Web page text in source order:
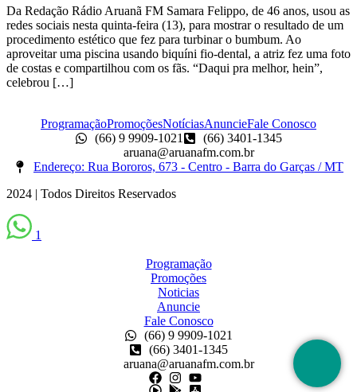
Da Redação Rádio Aruanã FM Samara Felippo, de 46 anos, usou as
redes sociais nesta quinta-feira (13), para mostrar o resultado de um
procedimento estético que fez para turbinar o bumbum. Ao
aproveitar uma piscina usando biquíni fio-dental, a atriz fez uma foto
de costas e compartilhou com os fãs. “Daqui pra melhor, hein”,
celebrou […]
ProgramaçãoPromoçõesNotíciasAnuncieFale Conosco
(66) 9 9909-1021
(66) 3401-1345
aruana@aruanafm.com.br
Endereço: Rua Bororos, 673 - Centro - Barra do Garças / MT
2024 | Todos Direitos Reservados
1
Programação
Promoções
Noticias
Anuncie
Fale Conosco
(66) 9 9909-1021
(66) 3401-1345
aruana@aruanafm.com.br